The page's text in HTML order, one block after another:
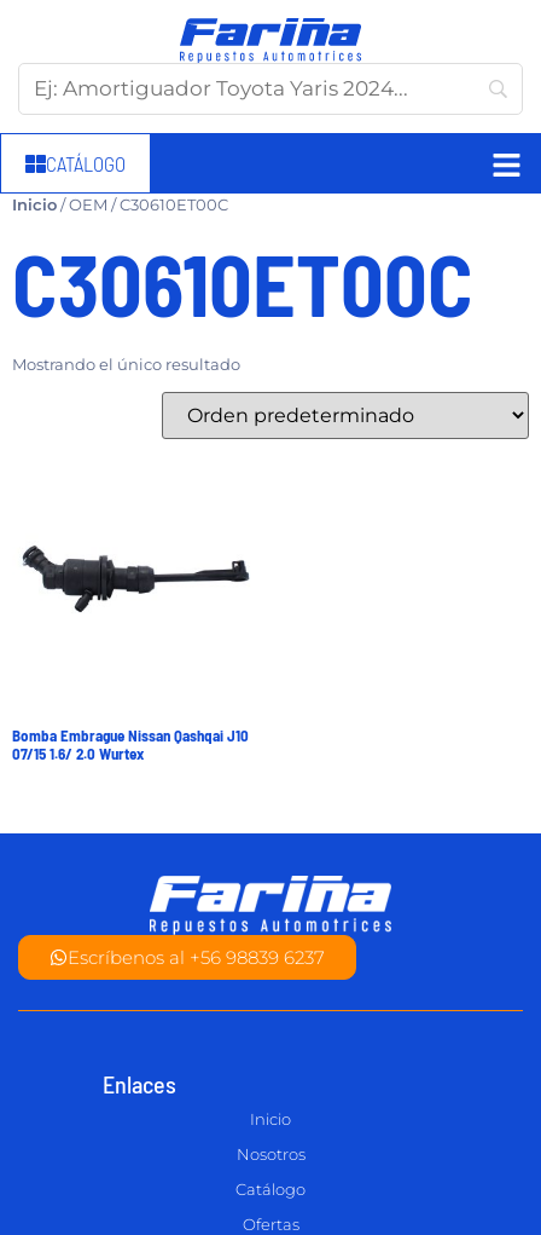
CATÁLOGO
Inicio/ OEM / C30610ET00C
C30610ET00C
Mostrando el único resultado
Bomba Embrague Nissan Qashqai J10
07/15 1.6/ 2.0 Wurtex
Escríbenos al +56 98839 6237
Enlaces
Inicio
Nosotros
Catálogo
Ofertas